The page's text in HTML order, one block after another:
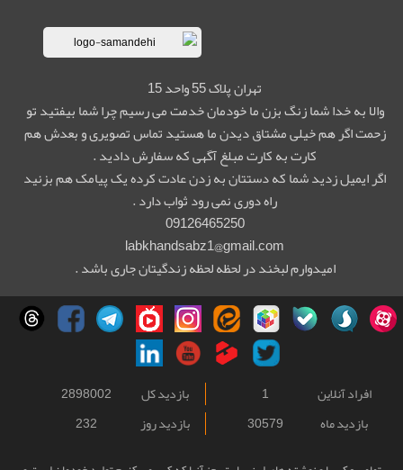
تهران پلاک 55 واحد 15
والا به خدا شما زنگ بزن ما خودمان خدمت می رسیم چرا شما بیفتید تو
زحمت اگر هم خیلی مشتاق دیدن ما هستید تماس تصویری و بعدش هم
کارت به کارت مبلغ آگهی که سفارش دادید .
اگر ایمیل زدید شما که دستتان به زدن عادت کرده یک پیامک هم بزنید
راه دوری نمی رود ثواب دارد .
09126465250
labkhandsabz1@gmail.com
امیدوارم لبخند در لحظه لحظه زندگیتان جاری باشد .
افراد آنلاین 1 بازدید کل
2898002
بازدید ماه
30579 بازدید روز 232